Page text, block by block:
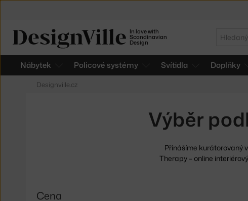
In love with
Scandinavian
Design
Hledat
Nábytek Policové systémy Svítidla Doplňky
Designville.cz
Výběr
Přinášíme kurátorovaný
Therapy – online
Cena